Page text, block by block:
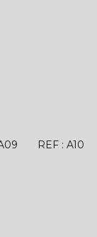
REF : A10